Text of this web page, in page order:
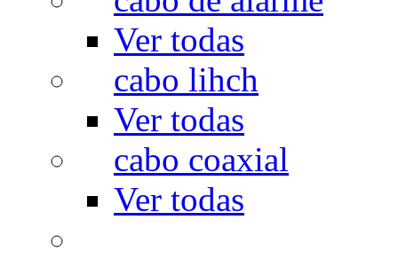
Ver todas
cabo lihch
Ver todas
cabo coaxial
Ver todas